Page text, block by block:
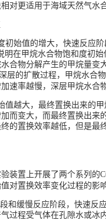
对更适用于海域天然气水
初始值的增大，快速反应
明在甲烷水合物饱和度初始
合物分解产生的甲烷量变
层的扩散过程，甲烷水合
速率越慢，深层甲烷水合
值越大，最终置换出来的
而变大，而最终置换出来
的置换效率越低，但是最
装置上开展了两个系列的
对置换效率变化过程的影
和缓慢反应阶段，快速反
过程受气体在孔隙水或冰